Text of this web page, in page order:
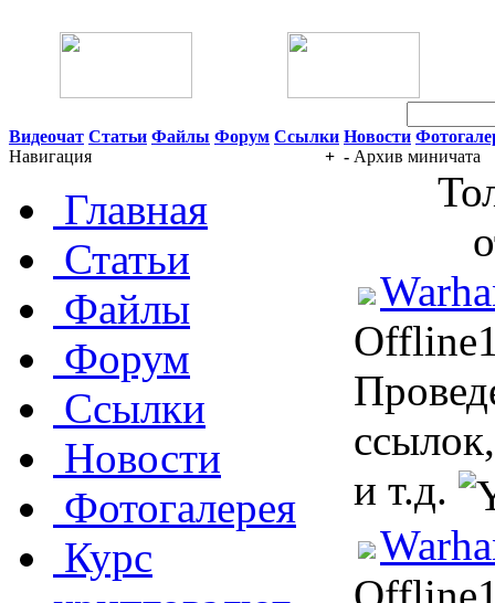
Видеочат Статьи Файлы Форум Ссылки Новости
Навигация
+ -
Главная
Статьи
Файлы
Форум
Ссылки
Новости
Фотогалерея
Курс
Архив миничата
Offline
и т.д.